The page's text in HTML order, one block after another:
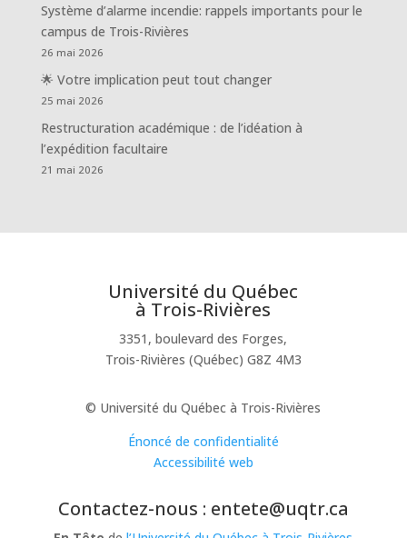
Système d’alarme incendie: rappels importants pour le
campus de Trois-Rivières
26 mai 2026
🌟 Votre implication peut tout changer
25 mai 2026
Restructuration académique : de l’idéation à
l’expédition facultaire
21 mai 2026
Université du Québec
à Trois-Rivières
3351, boulevard des Forges,
Trois-Rivières (Québec) G8Z 4M3
© Université du Québec à Trois-Rivières
Énoncé de confidentialité
Accessibilité web
Contactez-nous : entete@uqtr.ca